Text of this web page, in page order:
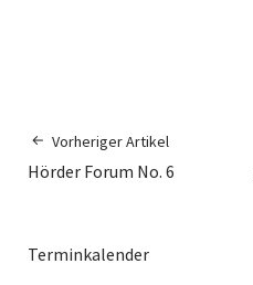
Vorheriger Artikel
Hörder Forum No. 6
Terminkalender